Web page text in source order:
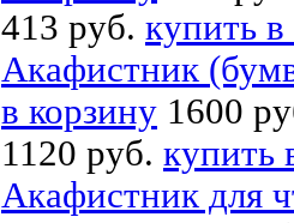
413 руб. купить
Акафистник
в корзину 1600
1120 руб. купить
Акафистник для